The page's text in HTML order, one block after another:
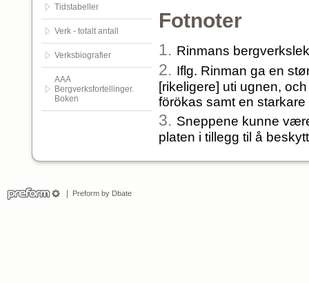
Tidstabeller
Verk - totalt antall
Verksbiografier
AAA
Bergverksfortellinger.
Boken
Fotnoter
1. Rinmans
2. Iflg. Rinman ga en
[rikeligere] uti ugnen,
förökas samt en
3. Sneppene kunne
platen i tillegg til å
Preform by Dbate